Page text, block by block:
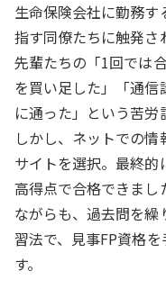
生命保険会社に勤務す
指す同僚たちに触発さ
先輩たちの「1回では
を買い足した」「通
に通った」という苦労
しかし、ネットでの
サイトを選択。最終
高得点で合格できまし
ながらも、過去問を
習法で、見事FP資格
す。